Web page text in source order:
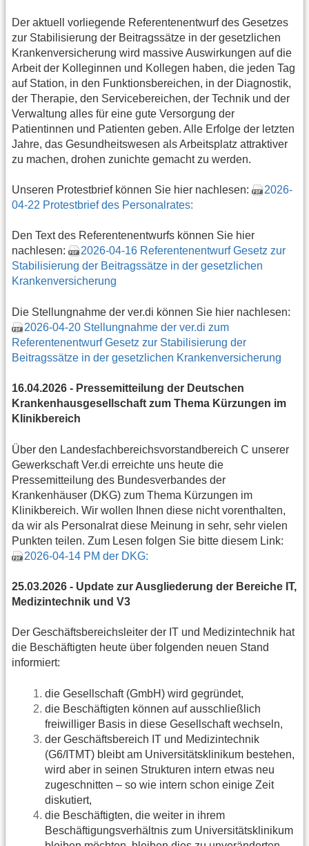
Der aktuell vorliegende Referentenentwurf des Gesetzes
zur Stabilisierung der Beitragssätze in der gesetzlichen
Krankenversicherung wird massive Auswirkungen auf die
Arbeit der Kolleginnen und Kollegen haben, die jeden Tag
auf Station, in den Funktionsbereichen, in der Diagnostik,
der Therapie, den Servicebereichen, der Technik und der
Verwaltung alles für eine gute Versorgung der
Patientinnen und Patienten geben. Alle Erfolge der letzten
Jahre, das Gesundheitswesen als Arbeitsplatz attraktiver
zu machen, drohen zunichte gemacht zu werden.
Unseren Protestbrief können Sie hier nachlesen:
2026-
04-22 Protestbrief des Personalrates:
Den Text des Referentenentwurfs können Sie hier
nachlesen:
2026-04-16 Referentenentwurf Gesetz zur
Stabilisierung der Beitragssätze in der gesetzlichen
Krankenversicherung
Die Stellungnahme der ver.di können Sie hier nachlesen:
2026-04-20 Stellungnahme der ver.di zum
Referentenentwurf Gesetz zur Stabilisierung der
Beitragssätze in der gesetzlichen Krankenversicherung
16.04.2026 - Pressemitteilung der Deutschen
Krankenhausgesellschaft zum Thema Kürzungen im
Klinikbereich
Über den Landesfachbereichsvorstandbereich C unserer
Gewerkschaft Ver.di erreichte uns heute die
Pressemitteilung des Bundesverbandes der
Krankenhäuser (DKG) zum Thema Kürzungen im
Klinikbereich. Wir wollen Ihnen diese nicht vorenthalten,
da wir als Personalrat diese Meinung in sehr, sehr vielen
Punkten teilen. Zum Lesen folgen Sie bitte diesem Link:
2026-04-14 PM der DKG:
25.03.2026 - Update zur Ausgliederung der Bereiche IT,
Medizintechnik und V3
Der Geschäftsbereichsleiter der IT und Medizintechnik hat
die Beschäftigten heute über folgenden neuen Stand
informiert:
die Gesellschaft (GmbH) wird gegründet,
die Beschäftigten können auf ausschließlich
freiwilliger Basis in diese Gesellschaft wechseln,
der Geschäftsbereich IT und Medizintechnik
(G6/ITMT) bleibt am Universitätsklinikum bestehen,
wird aber in seinen Strukturen intern etwas neu
zugeschnitten – so wie intern schon einige Zeit
diskutiert,
die Beschäftigten, die weiter in ihrem
Beschäftigungsverhältnis zum Universitätsklinikum